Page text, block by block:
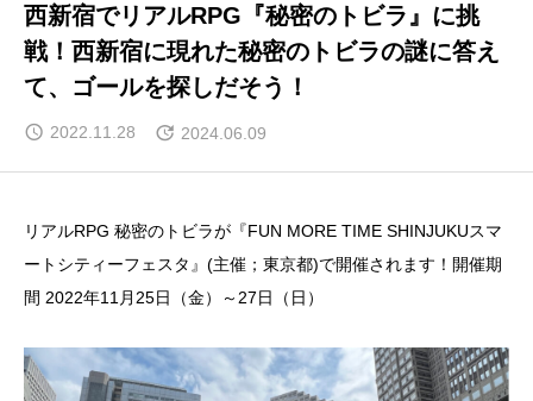
西新宿でリアルRPG『秘密のトビラ』に挑
戦！西新宿に現れた秘密のトビラの謎に答え
て、ゴールを探しだそう！
2022.11.28 2024.06.09
リアルRPG 秘密のトビラが『FUN MORE TIME SHINJUKUスマ
ートシティーフェスタ』(主催；東京都)で開催されます！開催期
間 2022年11月25日（金）～27日（日）